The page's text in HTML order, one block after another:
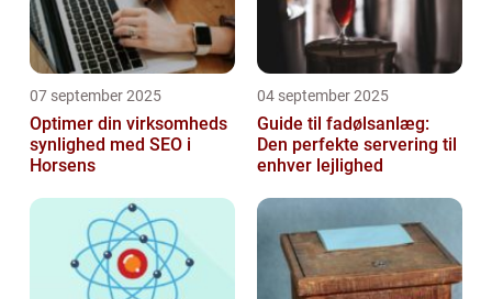
07 september 2025
Optimer din virksomheds
synlighed med SEO i
Horsens
04 september 2025
Guide til fadølsanlæg:
Den perfekte servering til
enhver lejlighed